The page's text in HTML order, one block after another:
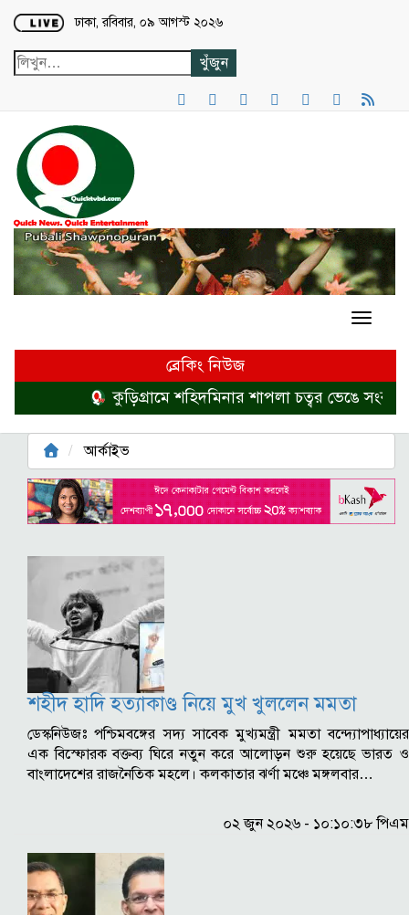
Loading...
ঢাকা, রবিবার, ০৯ আগস্ট ২০২৬
ব্রেকিং নিউজ
কুড়িগ্রামে শহিদমিনার শাপলা চত্বর ভেঙে সংকুচিত
আর্কাইভ
শহীদ হাদি হত্যাকাণ্ড নিয়ে মুখ খুললেন মমতা
ডেস্কনিউজঃ পশ্চিমবঙ্গের সদ্য সাবেক মুখ্যমন্ত্রী মমতা বন্দ্যোপাধ্যায়ের
এক বিস্ফোরক বক্তব্য ঘিরে নতুন করে আলোড়ন শুরু হয়েছে ভারত ও
বাংলাদেশের রাজনৈতিক মহলে। কলকাতার ঝর্ণা মঞ্চে মঙ্গলবার…
০২ জুন ২০২৬ - ১০:১০:৩৮ পিএম